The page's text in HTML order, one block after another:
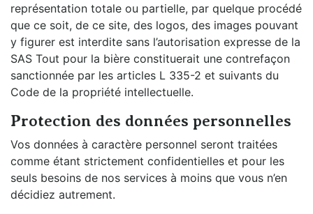
représentation totale ou partielle, par quelque procédé
que ce soit, de ce site, des logos, des images pouvant
y figurer est interdite sans l’autorisation expresse de la
SAS Tout pour la bière constituerait une contrefaçon
sanctionnée par les articles L 335-2 et suivants du
Code de la propriété intellectuelle.
Protection des données personnelles
Vos données à caractère personnel seront traitées
comme étant strictement confidentielles et pour les
seuls besoins de nos services à moins que vous n’en
décidiez autrement.